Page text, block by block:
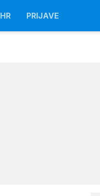
PRIJAVE